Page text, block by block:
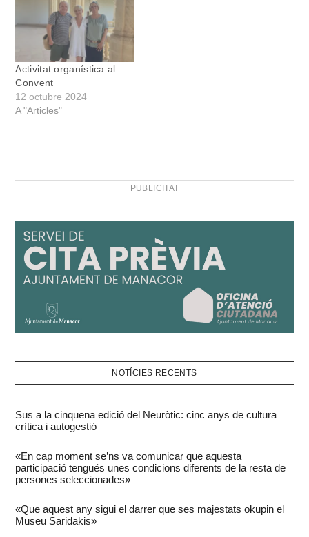
hivern. Un organista que
ha marcat una fita, ja que
és el primer seglar…
Activitat organística al
Convent
12 octubre 2024
A "Articles"
PUBLICITAT
NOTÍCIES RECENTS
Sus a la cinquena edició del Neuròtic: cinc anys de cultura
crítica i autogestió
«En cap moment se’ns va comunicar que aquesta
participació tengués unes condicions diferents de la resta de
persones seleccionades»
«Que aquest any sigui el darrer que ses majestats okupin el
Museu Saridakis»